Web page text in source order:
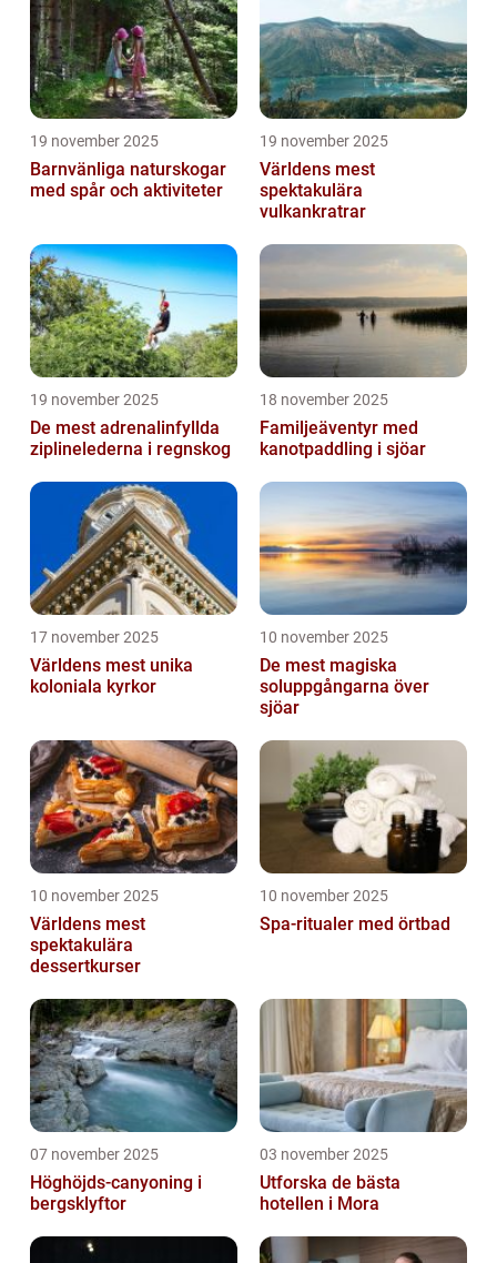
19 november 2025
Barnvänliga naturskogar
med spår och aktiviteter
19 november 2025
Världens mest
spektakulära
vulkankratrar
19 november 2025
De mest adrenalinfyllda
ziplinelederna i regnskog
18 november 2025
Familjeäventyr med
kanotpaddling i sjöar
17 november 2025
Världens mest unika
koloniala kyrkor
10 november 2025
De mest magiska
soluppgångarna över
sjöar
10 november 2025
Världens mest
spektakulära
dessertkurser
10 november 2025
Spa-ritualer med örtbad
07 november 2025
Höghöjds-canyoning i
bergsklyftor
03 november 2025
Utforska de bästa
hotellen i Mora